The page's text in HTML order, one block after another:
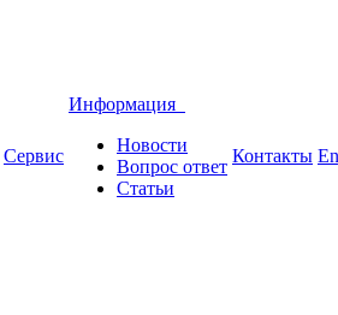
Сервис
Информация
Новости
Вопрос ответ
Статьи
Контакты